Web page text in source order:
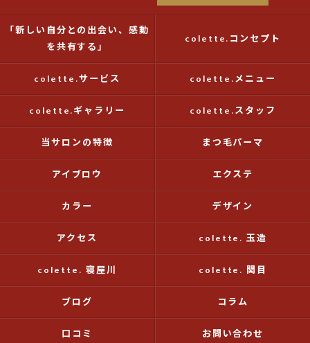
「新しい自分との出会い、感動
を共有する」
colette.コンセプト
colette.サービス colette.メニュー
colette.ギャラリー colette.スタッフ
当サロンの特徴 まつ毛パーマ
アイブロウ エクステ
カラー デザイン
アクセス colette. 玉造
colette. 寝屋川 colette. 関目
ブログ コラム
口コミ お問い合わせ